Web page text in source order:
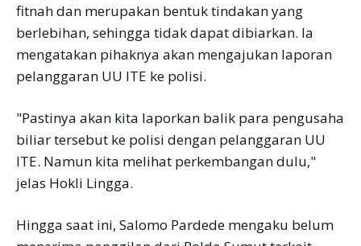
fitnah dan merupakan bentuk tindakan yang
berlebihan, sehingga tidak dapat dibiarkan. Ia
mengatakan pihaknya akan mengajukan laporan
pelanggaran UU ITE ke polisi.
"Pastinya akan kita laporkan balik para pengusaha
biliar tersebut ke polisi dengan pelanggaran UU
ITE. Namun kita melihat perkembangan dulu,"
jelas Hokli Lingga.
Hingga saat ini, Salomo Pardede mengaku belum